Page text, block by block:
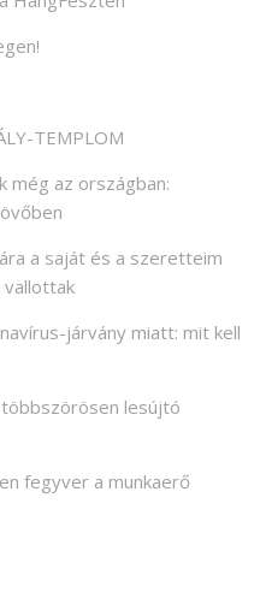
TEMPLOM
még az országban:
a saját és a szeretteim
járvány miatt: mit kell
lesújtó
fegyver a munkaerő